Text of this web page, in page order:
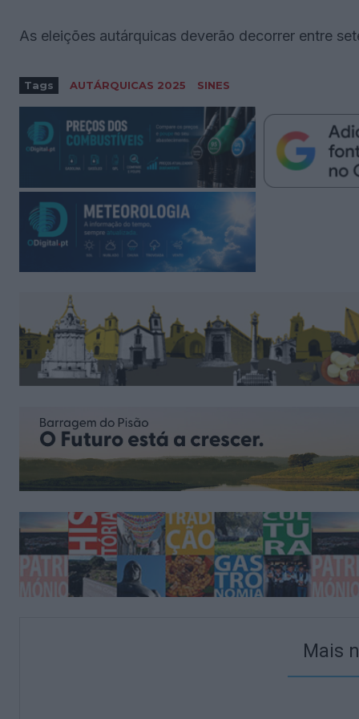
As eleições autárquicas deverão decorrer entre
Tags AUTÁRQUICAS 2025 SINES
Mais